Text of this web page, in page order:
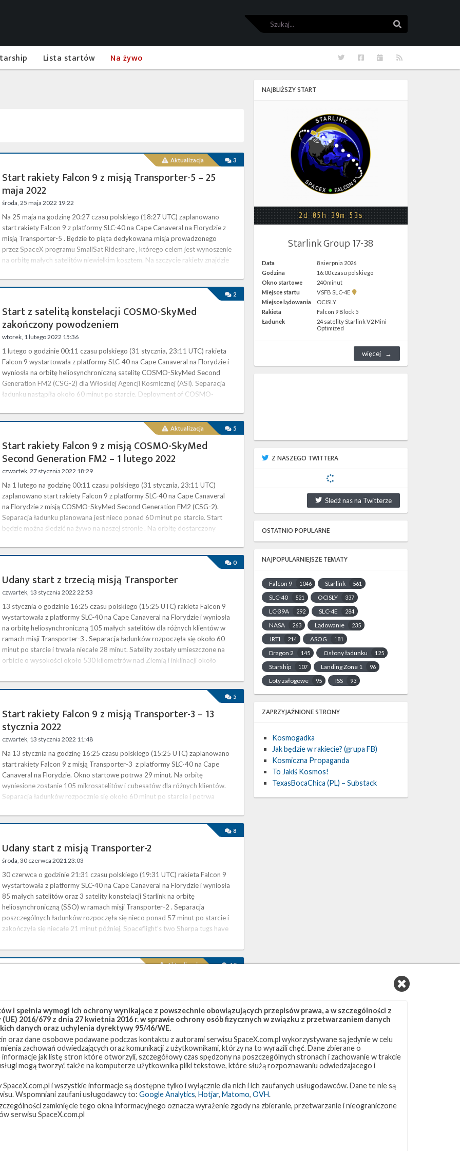
Szukaj
Lista startów Na żywo RSS
Kalendarze
Facebook
Twitter
Aktualizacja 3
Start rakiety Falcon 9 z misją Transporter-5 – 25
maja 2022
środa, 25 maja 2022 19:22
Na 25 maja na godzinę 20:27 czasu polskiego (18:27 UTC) zaplanowano
start rakiety Falcon 9 z platformy SLC-40 na Cape Canaveral na Florydzie z
misją Transporter-5 . Będzie to piąta dedykowana misja prowadzonego
przez SpaceX programu SmallSat Rideshare , którego celem jest wynoszenie
na orbitę małych satelitów niewielkim kosztem. Na szczycie rakiety znajdzie
starcie z platformy rakieta skieruje się na …
2
Start z satelitą konstelacji COSMO-SkyMed
zakończony powodzeniem
wtorek, 1 lutego 2022 15:36
1 lutego o godzinie 00:11 czasu polskiego (31 stycznia, 23:11 UTC) rakieta
Falcon 9 wystartowała z platformy SLC-40 na Cape Canaveral na Florydzie i
wyniosła na orbitę heliosynchroniczną satelitę COSMO-SkyMed Second
Generation FM2 (CSG-2) dla Włoskiej Agencji Kosmicznej (ASI). Separacja
ładunku nastąpiła około 60 minut po starcie. Deployment of COSMO-
SpaceX (@SpaceX) February 1, 2022 Początkowo …
Aktualizacja 5
Start rakiety Falcon 9 z misją COSMO-SkyMed
Second Generation FM2 – 1 lutego 2022
czwartek, 27 stycznia 2022 18:29
Na 1 lutego na godzinę 00:11 czasu polskiego (31 stycznia, 23:11 UTC)
zaplanowano start rakiety Falcon 9 z platformy SLC-40 na Cape Canaveral
na Florydzie z misją COSMO-SkyMed Second Generation FM2 (CSG-2).
Separacja ładunku planowana jest nieco ponad 60 minut po starcie. Start
będzie można śledzić na żywo na naszej stronie . Na orbitę dostarczony
SkyMed (ang. CSG – COSMO-SkyMed Second Generation ), która …
0
Udany start z trzecią misją Transporter
czwartek, 13 stycznia 2022 22:53
13 stycznia o godzinie 16:25 czasu polskiego (15:25 UTC) rakieta Falcon 9
wystartowała z platformy SLC-40 na Cape Canaveral na Florydzie i wyniosła
na orbitę heliosynchroniczną 105 małych satelitów dla różnych klientów w
ramach misji Transporter-3 . Separacja ładunków rozpoczęła się około 60
minut po starcie i trwała niecałe 28 minut. Satelity zostały umieszczone na
orbicie o wysokości około 530 kilometrów nad Ziemią i inklinacji około
5
Start rakiety Falcon 9 z misją Transporter-3 – 13
stycznia 2022
czwartek, 13 stycznia 2022 11:48
Na 13 stycznia na godzinę 16:25 czasu polskiego (15:25 UTC) zaplanowano
start rakiety Falcon 9 z misją Transporter-3 z platformy SLC-40 na Cape
Canaveral na Florydzie. Okno startowe potrwa 29 minut. Na orbitę
wyniesione zostanie 105 mikrosatelitów i cubesatów dla różnych klientów.
Separacja ładunków rozpocznie się około 60 minut po starcie i potrwa
Transporter-3 to trzecia dedykowana misja prowadzonego przez …
8
Udany start z misją Transporter-2
środa, 30 czerwca 2021 23:03
30 czerwca o godzinie 21:31 czasu polskiego (19:31 UTC) rakieta Falcon 9
wystartowała z platformy SLC-40 na Cape Canaveral na Florydzie i wyniosła
85 małych satelitów oraz 3 satelity konstelacji Starlink na orbitę
heliosynchroniczną (SSO) w ramach misji Transporter-2 . Separacja
poszczególnych ładunków rozpoczęła się nieco ponad 57 minut po starcie i
zakończyła się niecałe 21 minut później. Spaceflight’s two Sherpa tugs have
Aktualizacja 10
wtorek, 29 czerwca 2021 17:33
Na 30 czerwca na godzinę 20:56 czasu polskiego (18:56 UTC) zaplanowano
start rakiety Falcon 9 z platformy SLC-40 na Cape Canaveral na Florydzie z
misją Transporter-2 . Na orbitę polarną wyniesione zostanie 88 satelitów.
Okno startowe potrwa 58 minut. Separacja ładunków rozpocznie się nieco
ponad 57 minut po starcie. Start będzie można oglądać na żywo na naszej
SpaceX programu wynoszenia na orbitę małych satelitów, …
10
Udany start z misją NROL-108
NAJBLIŻSZY START
2d 05h 39m 52s
Starlink Group 17-38
Data
8 sierpnia 2026
Godzina
16:00 czasu polskiego
Okno startowe
240 minut
Miejsce startu
VSFB SLC-4E
Pokaż
SLC-
4E w
Google
Miejsce lądowania
OCISLY
Rakieta
Falcon 9 Block 5
Ładunek
24 satelity Starlink V2 Mini
Optimized
więcej
Z NASZEGO TWITTERA
Śledź nas na Twitterze
OSTATNIO POPULARNE
NAJPOPULARNIEJSZE TEMATY
Falcon 9 1046 Starlink 561
SLC-40 521 OCISLY 337
LC-39A 292 SLC-4E 284
NASA 263 Lądowanie 235
JRTI 214 ASOG 181
Dragon 2 145 Osłony ładunku 125
Starship 107 Landing Zone 1 96
Loty załogowe 95 ISS 93
ZAPRZYJAŹNIONE STRONY
Kosmogadka
Jak będzie w rakiecie? (grupa FB)
Kosmiczna Propaganda
To Jakiś Kosmos!
TexasBocaChica (PL) – Substack
i spełnia wymogi ich ochrony wynikające z powszechnie obowiązujących przepisów prawa, a w szczególności z
2016/679 z dnia 27 kwietnia 2016 r. w sprawie ochrony osób fizycznych w związku z przetwarzaniem danych
danych oraz uchylenia dyrektywy 95/46/WE.
oraz dane osobowe podawane podczas kontaktu z autorami serwisu SpaceX.com.pl wykorzystywane są jedynie w celu
zachowań odwiedzających oraz komunikacji z użytkownikami, którzy na to wyrazili chęć. Dane zbierane o
jak listę stron które otworzyli, szczegółowy czas spędzony na poszczególnych stronach i zachowanie w trakcie
mogą tworzyć także na komputerze użytkownika pliki tekstowe, które służą rozpoznawaniu odwiedzajacego i
i wszystkie informacje są dostępne tylko i wyłącznie dla nich i ich zaufanych usługodawców. Dane te nie są
Wspomniani zaufani usługodawcy to: Google Analytics, Hotjar, Matomo, OVH.
zamknięcie tego okna informacyjnego oznacza wyrażenie zgody na zbieranie, przetwarzanie i nieograniczone
serwisu SpaceX.com.pl